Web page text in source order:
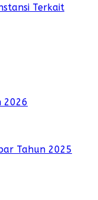
Terkait
2026
Tahun 2025